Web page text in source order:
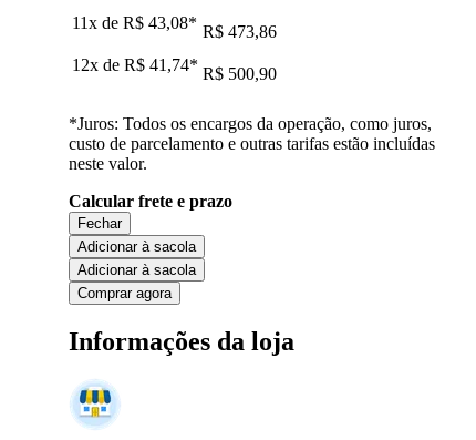
11x de R$ 43,08* R$ 473,86
12x de R$ 41,74* R$ 500,90
*Juros: Todos os encargos da operação, como juros,
custo de parcelamento e outras tarifas estão incluídas
neste valor.
Calcular frete e prazo
Fechar
Adicionar à sacola
Adicionar à sacola
Comprar agora
Informações da loja